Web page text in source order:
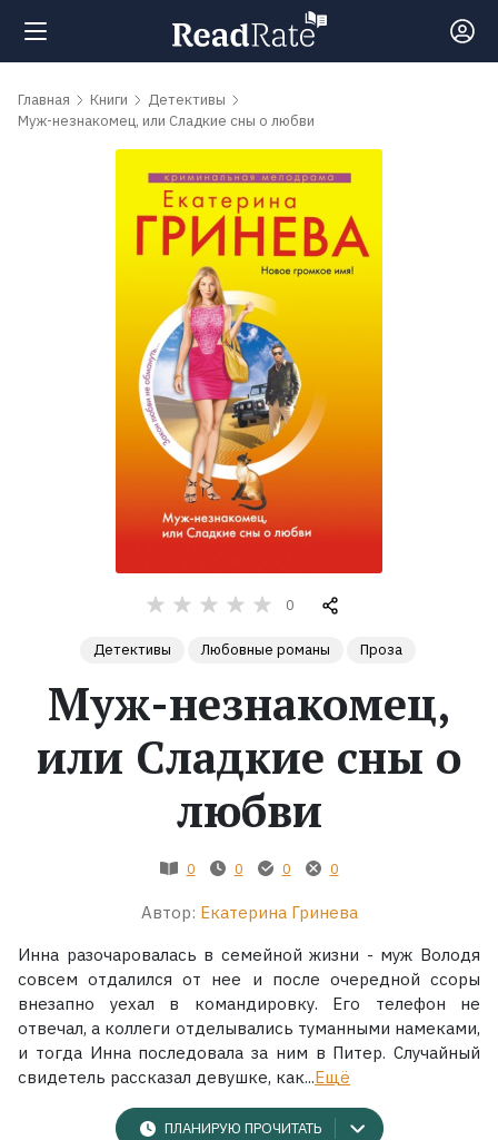
Поиск
обсуждаемые
Экранизации
Коллекции
Главная Книги
Детективы
Муж-незнакомец, или Сладкие сны о любви
0
Детективы Любовные романы Проза
Муж-незнакомец,
или Сладкие сны о
любви
0 0 0 0
Автор: Екатерина Гринева
Инна разочаровалась в семейной жизни - муж Володя
совсем отдалился от нее и после очередной ссоры
внезапно уехал в командировку. Его телефон не
отвечал, а коллеги отделывались туманными намеками,
и тогда Инна последовала за ним в Питер. Случайный
свидетель рассказал девушке, как...Ещё
ПЛАНИРУЮ ПРОЧИТАТЬ